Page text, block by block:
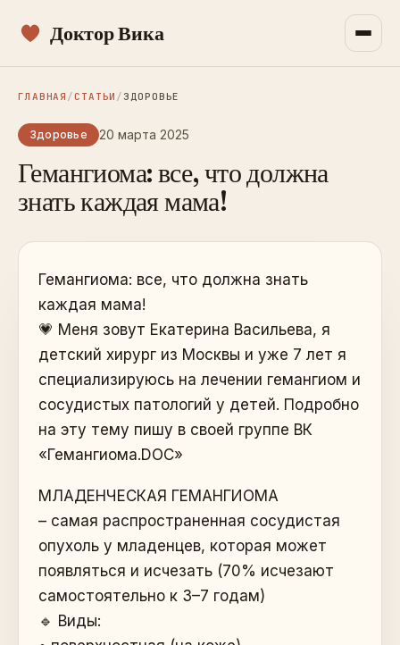
Доктор Вика
ГЛАВНАЯ /СТАТЬИ / ЗДОРОВЬЕ
Здоровье 20 марта 2025
Гемангиома: все, что должна
знать каждая мама!
Гемангиома: все, что должна знать
каждая мама!
💗 Меня зовут Екатерина Васильева, я
детский хирург из Москвы и уже 7 лет я
специализируюсь на лечении гемангиом и
сосудистых патологий у детей. Подробно
на эту тему пишу в своей группе ВК
«Гемангиома.DOC»
МЛАДЕНЧЕСКАЯ ГЕМАНГИОМА
– самая распространенная сосудистая
опухоль у младенцев, которая может
появляться и исчезать (70% исчезают
самостоятельно к 3–7 годам)
🔹 Виды: